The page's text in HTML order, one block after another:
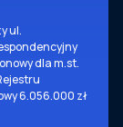
ul.
dla m.st.
6.056.000 zł